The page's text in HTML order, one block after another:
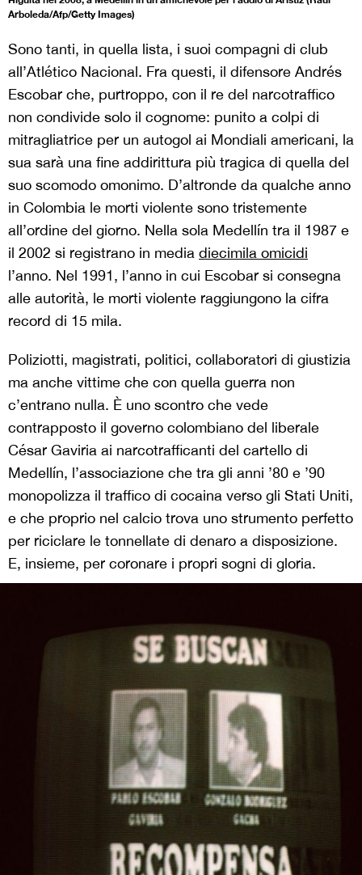
Arboleda/Afp/Getty Images)
Sono tanti, in quella lista, i suoi compagni di club
all’Atlético Nacional. Fra questi, il difensore Andrés
Escobar che, purtroppo, con il re del narcotraffico
non condivide solo il cognome: punito a colpi di
mitragliatrice per un autogol ai Mondiali americani, la
sua sarà una fine addirittura più tragica di quella del
suo scomodo omonimo. D’altronde da qualche anno
in Colombia le morti violente sono tristemente
all’ordine del giorno. Nella sola Medellín tra il 1987 e
il 2002 si registrano in media diecimila omicidi
l’anno. Nel 1991, l’anno in cui Escobar si consegna
alle autorità, le morti violente raggiungono la cifra
record di 15 mila.
Poliziotti, magistrati, politici, collaboratori di giustizia
ma anche vittime che con quella guerra non
c’entrano nulla. È uno scontro che vede
contrapposto il governo colombiano del liberale
César Gaviria ai narcotrafficanti del cartello di
Medellín, l’associazione che tra gli anni ’80 e ’90
monopolizza il traffico di cocaina verso gli Stati Uniti,
e che proprio nel calcio trova uno strumento perfetto
per riciclare le tonnellate di denaro a disposizione.
E, insieme, per coronare i propri sogni di gloria.